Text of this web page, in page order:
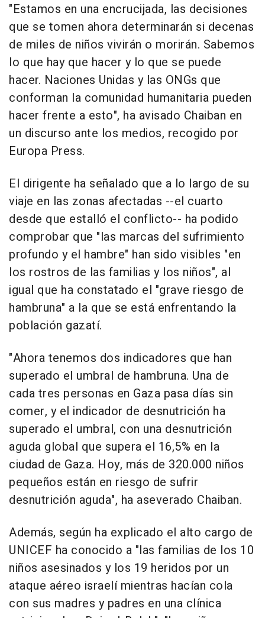
"Estamos en una encrucijada, las decisiones
que se tomen ahora determinarán si decenas
de miles de niños vivirán o morirán. Sabemos
lo que hay que hacer y lo que se puede
hacer. Naciones Unidas y las ONGs que
conforman la comunidad humanitaria pueden
hacer frente a esto", ha avisado Chaiban en
un discurso ante los medios, recogido por
Europa Press.
El dirigente ha señalado que a lo largo de su
viaje en las zonas afectadas --el cuarto
desde que estalló el conflicto-- ha podido
comprobar que "las marcas del sufrimiento
profundo y el hambre" han sido visibles "en
los rostros de las familias y los niños", al
igual que ha constatado el "grave riesgo de
hambruna" a la que se está enfrentando la
población gazatí.
"Ahora tenemos dos indicadores que han
superado el umbral de hambruna. Una de
cada tres personas en Gaza pasa días sin
comer, y el indicador de desnutrición ha
superado el umbral, con una desnutrición
aguda global que supera el 16,5% en la
ciudad de Gaza. Hoy, más de 320.000 niños
pequeños están en riesgo de sufrir
desnutrición aguda", ha aseverado Chaiban.
Además, según ha explicado el alto cargo de
UNICEF ha conocido a "las familias de los 10
niños asesinados y los 19 heridos por un
ataque aéreo israelí mientras hacían cola
con sus madres y padres en una clínica